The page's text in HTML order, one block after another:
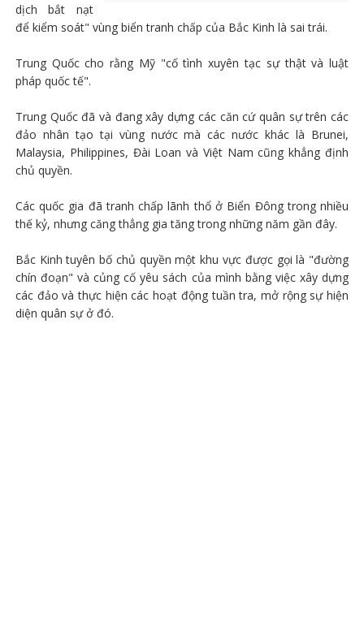
dịch bắt nạt
để kiểm soát" vùng biển tranh chấp của Bắc Kinh là sai trái.
Trung Quốc cho rằng Mỹ "cố tình xuyên tạc sự thật và luật
pháp quốc tế".
Trung Quốc đã và đang xây dựng các căn cứ quân sự trên các
đảo nhân tạo tại vùng nước mà các nước khác là Brunei,
Malaysia, Philippines, Đài Loan và Việt Nam cũng khẳng định
chủ quyền.
Các quốc gia đã tranh chấp lãnh thổ ở Biển Đông trong nhiều
thế kỷ, nhưng căng thẳng gia tăng trong những năm gần đây.
Bắc Kinh tuyên bố chủ quyền một khu vực được gọi là "đường
chín đoạn" và củng cố yêu sách của mình bằng việc xây dựng
các đảo và thực hiện các hoạt động tuần tra, mở rộng sự hiện
diện quân sự ở đó.